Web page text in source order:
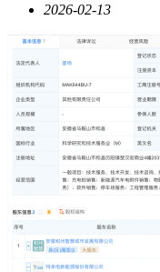
2026-02-13